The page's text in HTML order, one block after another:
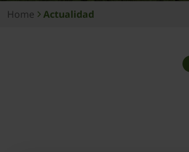
Home Actualidad